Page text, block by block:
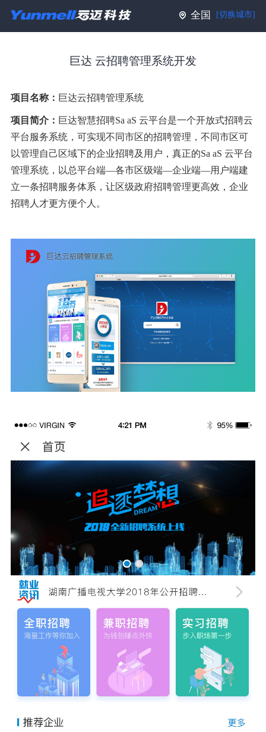
全国 [切换城市]
巨达 云招聘管理系统开发
项目名称： 巨达云招聘管理系统
项目简介： 巨达智慧招聘Sa aS 云平台是一个开放式招聘云
平台服务系统，可实现不同市区的招聘管理，不同市区可
以管理自己区域下的企业招聘及用户，真正的Sa aS 云平台
管理系统，以总平台端—各市区级端—企业端—用户端建
立一条招聘服务体系，让区级政府招聘管理更高效，企业
招聘人才更方便个人。